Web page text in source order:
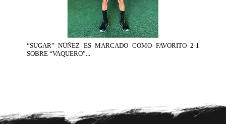
“SUGAR” NÚÑEZ ES MARCADO COMO FAVORITO 2-1
SOBRE “VAQUERO”...